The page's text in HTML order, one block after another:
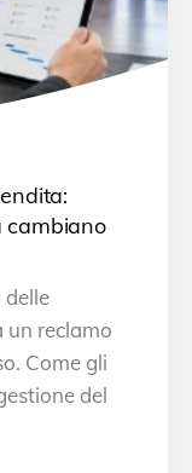
cambiano
delle
un reclamo
Come gli
del